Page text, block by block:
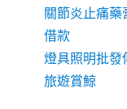
關節炎止痛
借款
燈具照明批發
旅遊賞鯨